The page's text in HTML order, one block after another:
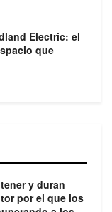
Electric: el
que
y duran
por el que los